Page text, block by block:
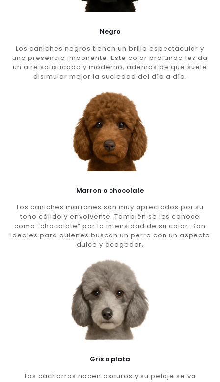
Negro
Los caniches negros tienen un brillo espectacular y
una presencia imponente. Este color profundo les da
un aire sofisticado y moderno, además de que suele
disimular mejor la suciedad del día a día.
Marron o chocolate
Los caniches marrones son muy apreciados por su
tono cálido y envolvente. También se les conoce
como “chocolate” por la intensidad de su color. Son
ideales para quienes buscan un perro con un aspecto
dulce y acogedor.
Gris o plata
Los cachorros nacen oscuros y su pelaje se va